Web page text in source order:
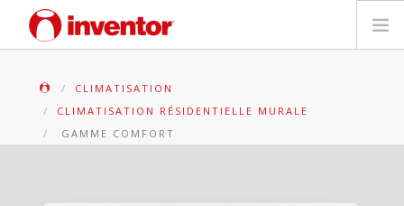
CLIMATISATION
CLIMATISATION RÉSIDENTIELLE MURALE
GAMME COMFORT